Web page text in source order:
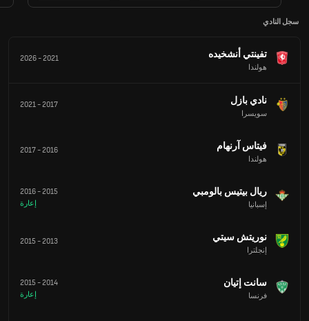
سجل النادي
تفينتي أنشخيده
هولندا
2021
-
2026
نادي بازل
سويسرا
2017
-
2021
فيتاس آرنهام
هولندا
2016
-
2017
ريال بيتيس بالومبي
إسبانيا
2015
-
2016
إعارة
نوريتش سيتي
إنجلترا
2013
-
2015
سانت إتيان
فرنسا
2014
-
2015
إعارة